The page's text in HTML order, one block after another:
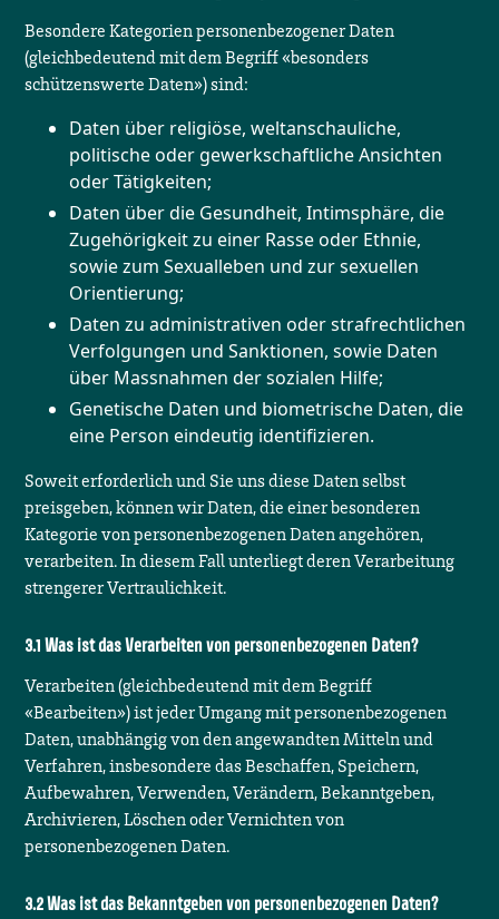
Besondere Kategorien personenbezogener Daten
(gleichbedeutend mit dem Begriff «besonders
schützenswerte Daten») sind:
Daten über religiöse, weltanschauliche,
politische oder gewerkschaftliche Ansichten
oder Tätigkeiten;
Daten über die Gesundheit, Intimsphäre, die
Zugehörigkeit zu einer Rasse oder Ethnie,
sowie zum Sexualleben und zur sexuellen
Orientierung;
Daten zu administrativen oder strafrechtlichen
Verfolgungen und Sanktionen, sowie Daten
über Massnahmen der sozialen Hilfe;
Genetische Daten und biometrische Daten, die
eine Person eindeutig identifizieren.
Soweit erforderlich und Sie uns diese Daten selbst
preisgeben, können wir Daten, die einer besonderen
Kategorie von personenbezogenen Daten angehören,
verarbeiten. In diesem Fall unterliegt deren Verarbeitung
strengerer Vertraulichkeit.
Was ist das Verarbeiten von personenbezogenen Daten?
Verarbeiten (gleichbedeutend mit dem Begriff
«Bearbeiten») ist jeder Umgang mit personenbezogenen
Daten, unabhängig von den angewandten Mitteln und
Verfahren, insbesondere das Beschaffen, Speichern,
Aufbewahren, Verwenden, Verändern, Bekanntgeben,
Archivieren, Löschen oder Vernichten von
personenbezogenen Daten.
Was ist das Bekanntgeben von personenbezogenen Daten?